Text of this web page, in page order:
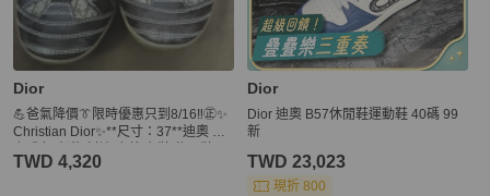
Dior
💪爸氣降價👔限時優惠只到8/16‼️㊣✨
Christian Dior✨**尺寸：37**迪奧 CD
手鞋/保證正品🌳二手樹屋🌳
TWD 4,320
Dior
Dior 迪奧 B57休閒鞋運動鞋 40碼 99
新
TWD 23,023
現折 800